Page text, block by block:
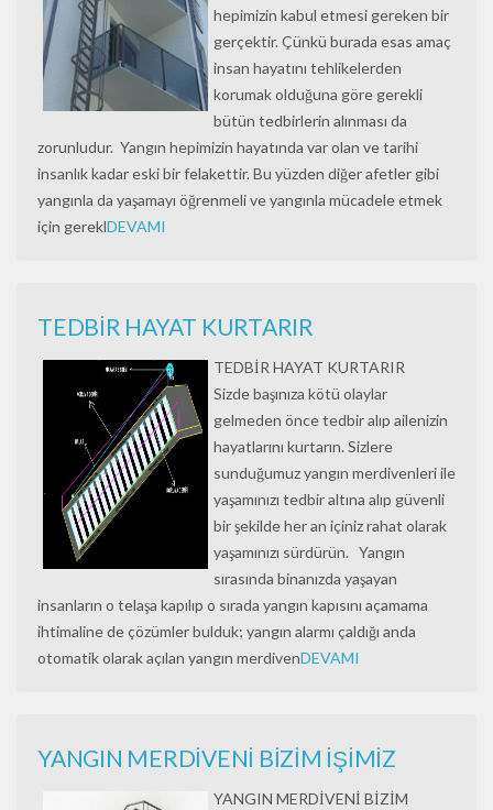
hepimizin kabul etmesi gereken bir
gerçektir. Çünkü burada esas amaç
insan hayatını tehlikelerden
korumak olduğuna göre gerekli
bütün tedbirlerin alınması da
zorunludur. Yangın hepimizin hayatında var olan ve tarihi
insanlık kadar eski bir felakettir. Bu yüzden diğer afetler gibi
yangınla da yaşamayı öğrenmeli ve yangınla mücadele etmek
için gereklDEVAMI
TEDBİR HAYAT KURTARIR
TEDBİR HAYAT KURTARIR
Sizde başınıza kötü olaylar
gelmeden önce tedbir alıp ailenizin
hayatlarını kurtarın. Sizlere
sunduğumuz yangın merdivenleri ile
yaşamınızı tedbir altına alıp güvenli
bir şekilde her an içiniz rahat olarak
yaşamınızı sürdürün. Yangın
sırasında binanızda yaşayan
insanların o telaşa kapılıp o sırada yangın kapısını açamama
ihtimaline de çözümler bulduk; yangın alarmı çaldığı anda
otomatik olarak açılan yangın merdivenDEVAMI
YANGIN MERDİVENİ BİZİM İŞİMİZ
YANGIN MERDİVENİ BİZİM